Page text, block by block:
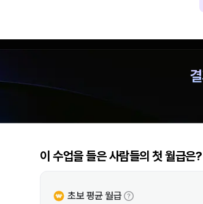
이 수업을 들은 사람들의 첫 월급은?
초보 평균 월급